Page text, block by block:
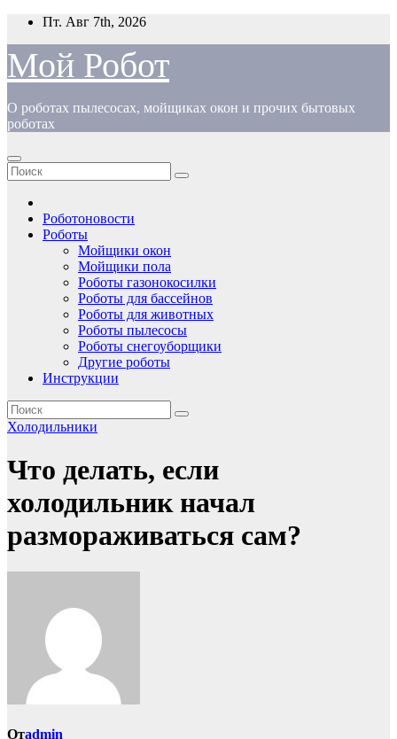
Перейти
содержимому
Пт. Авг 7th, 2026
Мой Робот
О роботах пылесосах, мойщиках окон и прочих бытовых
роботах
Роботоновости
Роботы
Мойщики окон
Мойщики пола
Роботы газонокосилки
Роботы для бассейнов
Роботы для животных
Роботы пылесосы
Роботы снегоуборщики
Другие роботы
Инструкции
Холодильники
Что делать, если
холодильник начал
размораживаться сам?
Отadmin